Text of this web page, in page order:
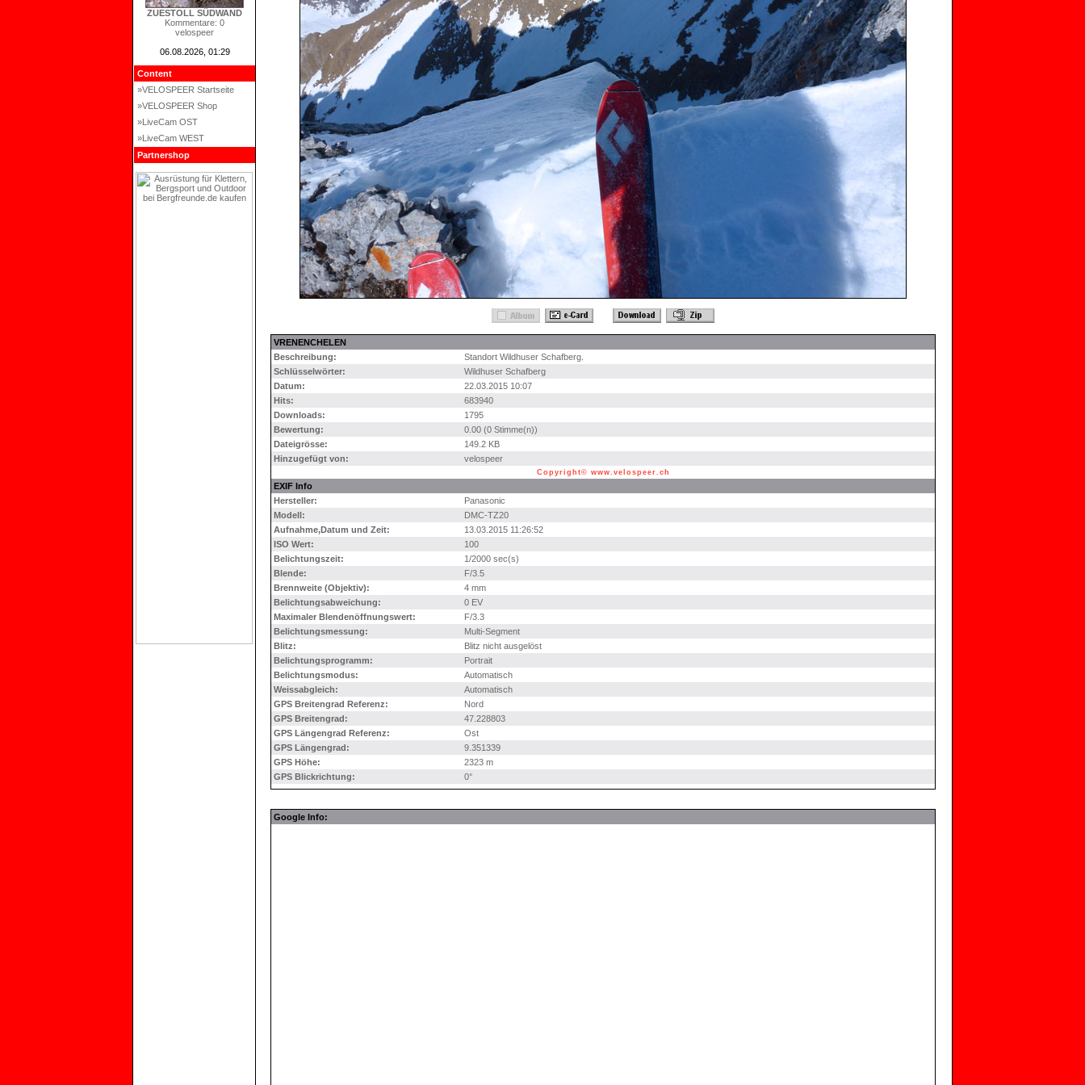
ZUESTOLL SÜDWAND
Kommentare: 0
velospeer
06.08.2026, 01:29
Content
»VELOSPEER Startseite
»VELOSPEER Shop
»LiveCam OST
»LiveCam WEST
Partnershop
VRENENCHELEN
Beschreibung:
Standort Wildhuser Schafberg.
Schlüsselwörter:
Wildhuser Schafberg
Datum:
22.03.2015 10:07
Hits:
683940
Downloads:
1795
Bewertung:
0.00 (0 Stimme(n))
Dateigrösse:
149.2 KB
Hinzugefügt von:
velospeer
Copyright© www.velospeer.ch
EXIF Info
Hersteller:
Panasonic
Modell:
DMC-TZ20
Aufnahme,Datum und Zeit:
13.03.2015 11:26:52
ISO Wert:
100
Belichtungszeit:
1/2000 sec(s)
Blende:
F/3.5
Brennweite (Objektiv):
4 mm
Belichtungsabweichung:
0 EV
Maximaler Blendenöffnungswert:
F/3.3
Belichtungsmessung:
Multi-Segment
Blitz:
Blitz nicht ausgelöst
Belichtungsprogramm:
Portrait
Belichtungsmodus:
Automatisch
Weissabgleich:
Automatisch
GPS Breitengrad Referenz:
Nord
GPS Breitengrad:
47.228803
GPS Längengrad Referenz:
Ost
GPS Längengrad:
9.351339
GPS Höhe:
2323 m
GPS Blickrichtung:
0°
Google Info: